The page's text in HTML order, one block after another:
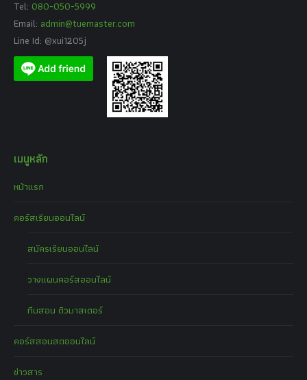
Tel: 080-050-5999
Email: admin@tuemaster.com
Line Id: @xui1205j
เมนูหลัก
หน้าแรก
คอร์สเรียนออนไลน์
สมัครเรียนออนไลน์
วางแผนคอร์สออนไลน์
ทีมสอน ติวมาสเตอร์
คอร์สสอนสดออนไลน์
ข่าวสาร